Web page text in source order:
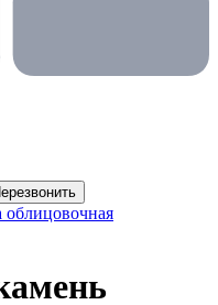
облицовочная